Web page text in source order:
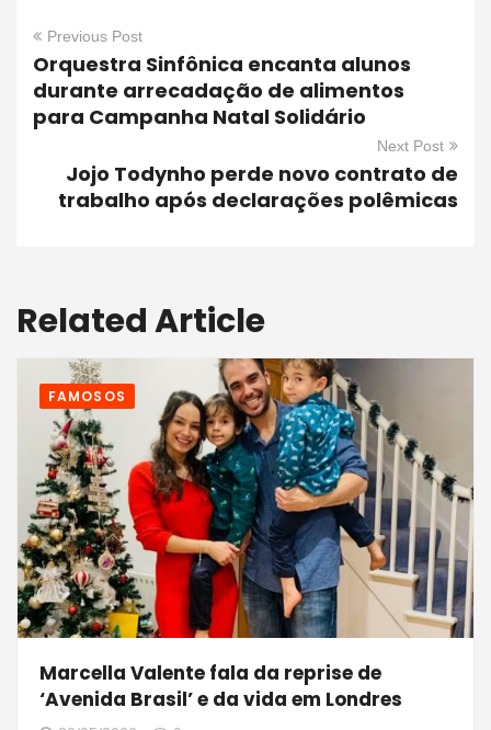
Previous Post
Orquestra Sinfônica encanta alunos
durante arrecadação de alimentos
para Campanha Natal Solidário
Next Post
Jojo Todynho perde novo contrato de
trabalho após declarações polêmicas
Related Article
FAMOSOS
Marcella Valente fala da reprise de
‘Avenida Brasil’ e da vida em Londres